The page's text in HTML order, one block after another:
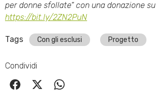
per donne sfollate” con una donazione su
https://bit.ly/2ZN2PuN
Tags Con gli esclusi Progetto
Condividi